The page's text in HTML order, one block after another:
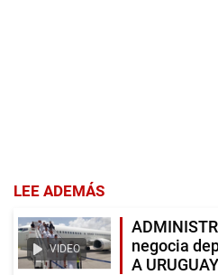
LEE ADEMÁS
VIDEO
negocia
A URUGUAY